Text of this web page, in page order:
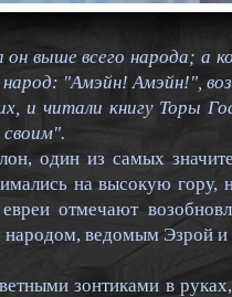
выше всего народа; а
народ: "Амэйн! Амэйн!",
и читали книгу Торы
своим".
один из самых
на высокую
отмечают
ведомым Эзрой и
зонтиками в